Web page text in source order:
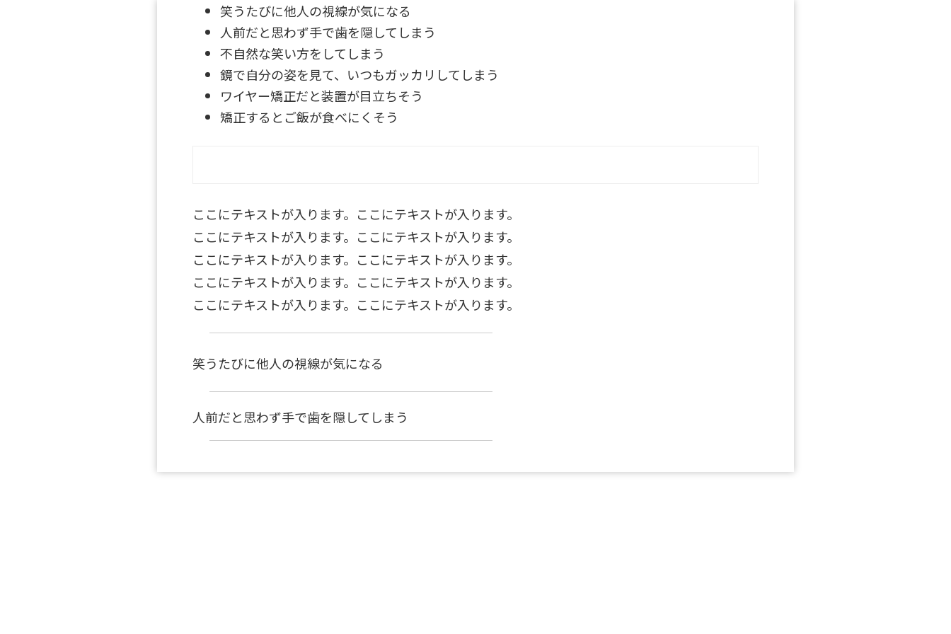
笑うたびに他人の視線が気になる
人前だと思わず手で歯を隠してしまう
不自然な笑い方をしてしまう
鏡で自分の姿を見て、いつもガッカリ してしまう
ワイヤー矯正だと装置が目立ちそう
矯正するとご飯が食べにくそう
ここにテキストが入ります。ここにテキストが入ります。
ここにテキストが入ります。ここにテキストが入ります。
ここにテキストが入ります。ここにテキストが入ります。
ここにテキストが入ります。ここにテキストが入ります。
ここにテキストが入ります。ここにテキストが入ります。
笑うたびに他人の視線が気になる
人前だと思わず手で歯を隠してしまう